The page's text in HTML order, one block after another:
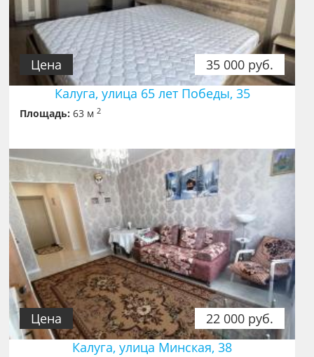
35 000 руб.
Цена
Калуга, улица 65 лет Победы, 35
Площадь: 63 м2
22 000 руб.
Цена
Калуга, улица Минская, 38